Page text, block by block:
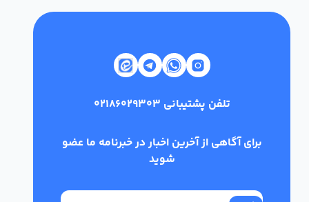
تلفن پشتیبانی 02186029303
برای آگاهی از آخرین اخبار در خبرنامه ما عضو
شوید